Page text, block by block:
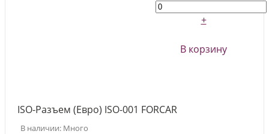
+
В корзину
ISO-Разъем (Евро) ISO-001 FORCAR
В наличии: Много